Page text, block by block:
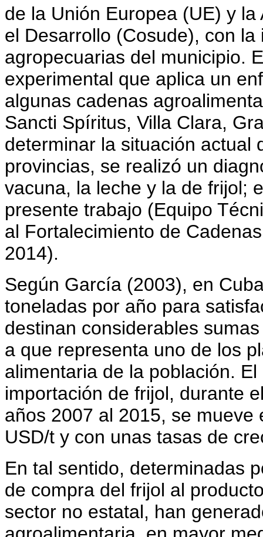
de la Unión Europea (UE) y
el Desarrollo (Cosude), con
agropecuarias del municipio.
experimental que aplica un
algunas cadenas
Sancti Spíritus, Villa Clara,
determinar la situación actual
provincias, se realizó un
vacuna, la leche y la de frijol;
presente trabajo (Equipo
al Fortalecimiento de
2014).
Según García (2003), en
toneladas por año para
destinan considerables
a que representa uno de los
alimentaria de la pobla­ción.
importación de frijol, durante
años 2007 al 2015, se
USD/t y con unas tasas de
En tal sentido, determinadas
de compra del frijol al
sector no estatal, han